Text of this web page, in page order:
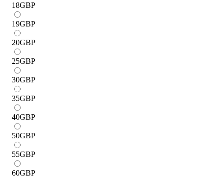
18GBP
19GBP
20GBP
25GBP
30GBP
35GBP
40GBP
50GBP
55GBP
60GBP